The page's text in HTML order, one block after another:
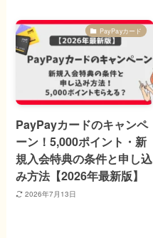
PayPayカード
PayPayカードのキャンペ
ーン！5,000ポイント・新
規入会特典の条件と申し込
み方法【2026年最新版】
2026年7月13日